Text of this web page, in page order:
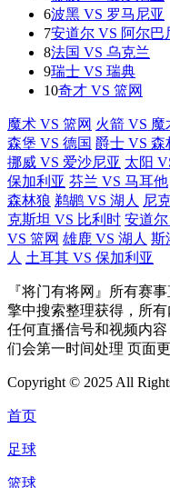
6波黑 VS 罗马尼亚
7安道尔 VS 阿尔巴
8法国 VS 乌克兰
9瑞士 VS 瑞典
10奇才 VS 篮网
魔术 VS 篮网 火箭 VS 魔
森堡 VS 德国 爵士 VS 森
挪威 VS 爱沙尼亚 太阳
保加利亚 芬兰 VS 马耳他
森林狼 鹈鹕 VS 湖人 尼
克斯坦 VS 比利时 安道
VS 篮网 雄鹿 VS 湖人 斯
人 土耳其 VS 保加利亚
『将门有将网』所有赛
擎中搜索整理获得，所
任何直播信号和视频内
们会第一时间处理 页面更
Copyright © 2025 All
首页
足球
篮球